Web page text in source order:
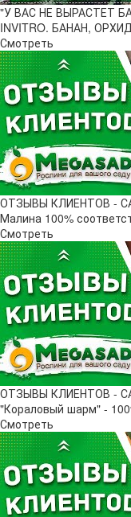
"У ВАС НЕ ВЫРАСТЕТ
INVITRO. БАНАН,
Смотреть
ОТЗЫВЫ КЛИЕНТОВ -
Малина 100%
Смотреть
ОТЗЫВЫ КЛИЕНТОВ -
"Кораловый шарм" -
Смотреть